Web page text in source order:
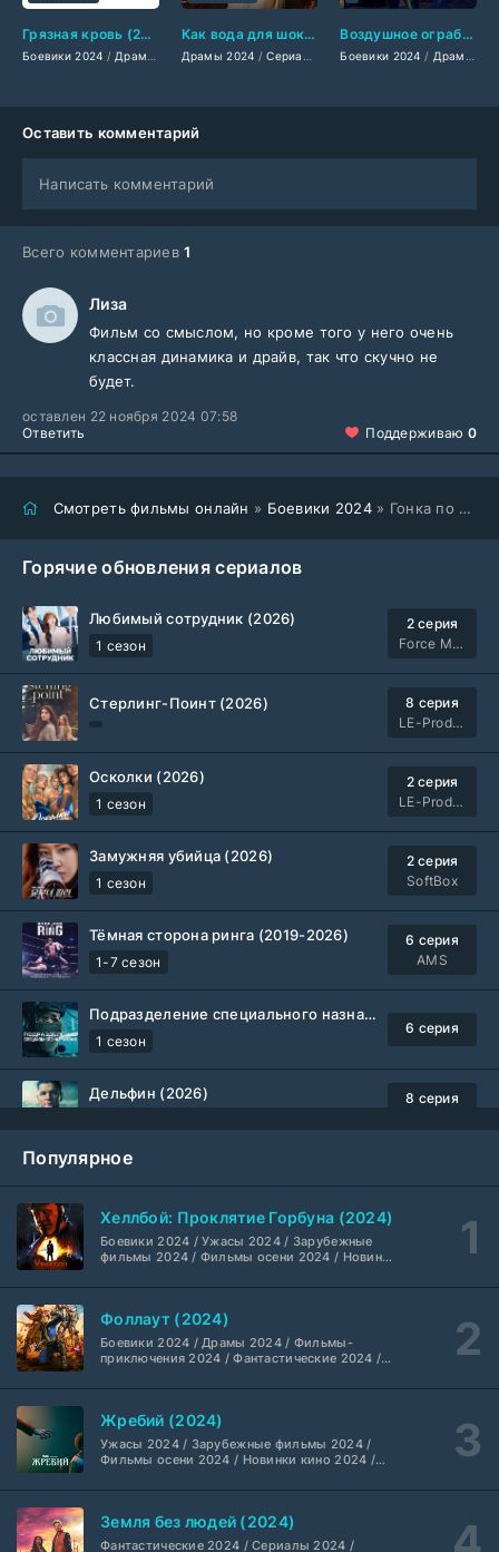
Грязная кровь (2024)
Боевики 2024 / Драмы 2024 /Мелодрамы 2024 Сериалы 2024/Турецкие
Как вода для шоколада (2024)
Драмы 2024 /Сериалы 2024 /Фильмы 2024/
Воздушное ограбление (2024)
Боевики 2024 / Драмы 2024
Оставить комментарий
Написать комментарий
Всего комментариев1
Лиза
Фильм со смыслом, но кроме того у него очень
классная динамика и драйв, так что скучно не
будет.
оставлен 22 ноября 2024 07:58
Ответить
Поддерживаю 0
Смотреть фильмы онлайн » Боевики 2024» Гонка по улицам Парижа (2024)
Горячие обновления сериалов
Любимый сотрудник (2026)
1 сезон
2 серия
Force Media
Стерлинг-Поинт (2026)
8 серия
LE-Production
Осколки (2026)
1 сезон
2 серия
LE-Production
Замужняя убийца (2026)
1 сезон
2 серия
SoftBox
Тёмная сторона ринга (2019-2026)
1-7 сезон
6 серия
AMS
Подразделение специального назначения (2026)
1 сезон
6 серия
Дельфин (2026)
8 серия
Шугар (2026)
Укрытие (2026)
1-3 сезон
5 серия
HDrezka Studio
Мыс страха (2026)
1 сезон
Dragon Money Studio
Библиотекари: Следующая глава (2026)
1-2 сезон
2 серия
Популярное
Хеллбой: Проклятие Горбуна (2024)
Боевики 2024 / Ужасы 2024 / Зарубежные
фильмы 2024 / Фильмы осени 2024 / Новинки
2024 / Американские фильмы / Фильмы
высоким рейтингом / Интересные фильмы /
Крутые фильмы / Популярные фильмы
Фоллаут (2024)
Боевики 2024 / Драмы 2024 / Фильмы-
приключения 2024 / Фантастические 2024 /
смотреть / Сериалы в 4K UHD / Американские
Жребий (2024)
Ужасы 2024 / Зарубежные фильмы 2024 /
Фильмы осени 2024 / Новинки кино 2024 /
Американские фильмы / Фильмы смотреть /
фильмы / Крутые фильмы / Популярные
фильмы
Земля без людей (2024)
Фантастические 2024 / Сериалы 2024 /